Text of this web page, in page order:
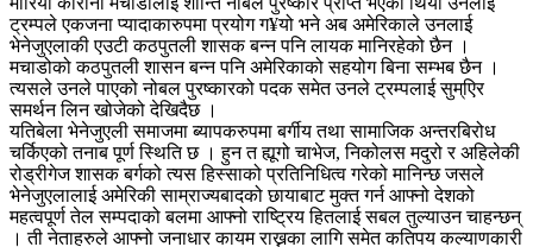
ट्रम्पले एकजना प्यादाकारुपमा प्रयोग ग¥यो भने अब अमेरिकाले उनलाई
भेनेजुएलाकी एउटी कठपुतली शासक बन्न पनि लायक मानिरहेको छैन ।
मचाडोको कठपुतली शासन बन्न पनि अमेरिकाको सहयोग बिना सम्भब छैन ।
त्यसले उनले पाएको नोबल पुरष्कारको पदक समेत उनले ट्रम्पलाई सुम्एिर
समर्थन लिन खोजेको देखिदैछ ।
यतिबेला भेनेजुएली समाजमा ब्यापकरुपमा बर्गीय तथा सामाजिक अन्तरबिरोध
चर्किएको तनाब पूर्ण स्थिति छ । हुन त ह्यूगो चाभेज, निकोलस मदुरो र अहिलेकी
रोड्रीगेज शासक बर्गको त्यस हिस्साको प्रतिनिधित्व गरेको मानिन्छ जसले
भेनेजुएलालाई अमेरिकी साम्राज्यबादको छायाबाट मुक्त गर्न आफ्नो देशको
महत्वपूर्ण तेल सम्पदाको बलमा आफ्नो राष्ट्रिय हितलाई सबल तुल्याउन चाहन्छन्
। ती नेताहरुले आफ्नो जनाधार कायम राख्नका लागि समेत कतिपय कल्याणकारी